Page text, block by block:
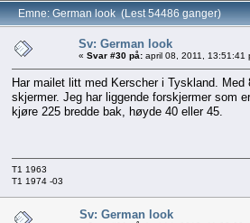
Emne: German look (Lest 54486 ganger)
Sv: German look
« Svar #30 på: april 08, 2011, 13:51:41
Har mailet litt med Kerscher i Tyskland.
skjermer. Jeg har liggende forskjermer som
kjøre 225 bredde bak, høyde 40 eller 45.
T1 1963
T1 1974 -03
Sv: German look